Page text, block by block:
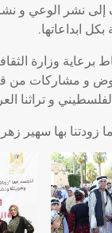
إلى نشر الوعي و
بكل ابداعاتها.
برعاية وزارة
و مشاركات من
و تراثنا
زودتنا بها سهير